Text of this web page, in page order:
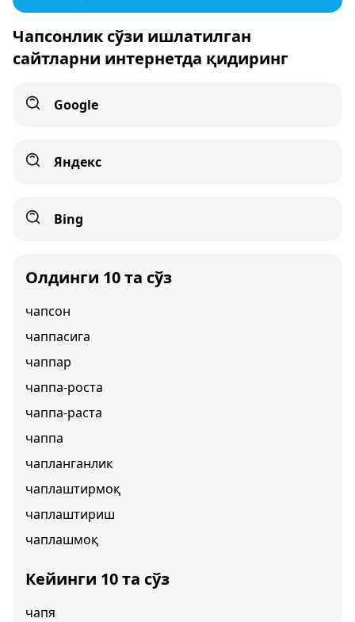
Чапсонлик сўзи ишлатилган
сайтларни интернетда қидиринг
Google
Яндекс
Bing
Олдинги 10 та сўз
чапсон
чаппасига
чаппар
чаппа-роста
чаппа-раста
чаппа
чапланганлик
чаплаштирмоқ
чаплаштириш
чаплашмоқ
Кейинги 10 та сўз
чапя